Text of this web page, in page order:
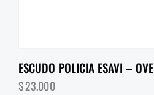
ESCUDO POLICIA ESAVI –
$23,000